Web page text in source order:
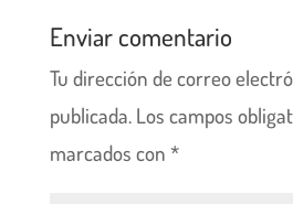
Enviar comentario
Tu dirección de correo
publicada. Los campos
marcados con *